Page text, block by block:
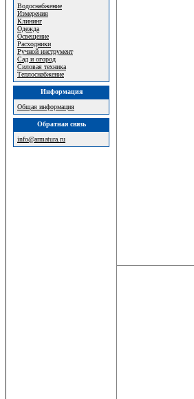
Водоснабжение
Измерения
Клининг
Одежда
Освещение
Расходники
Ручной инструмент
Сад и огород
Силовая техника
Теплоснабжение
Информация
Общая информация
Обратная связь
info@armatura.ru